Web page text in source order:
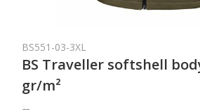
BS551-03-3XL
BS Traveller softshell
gr/m²